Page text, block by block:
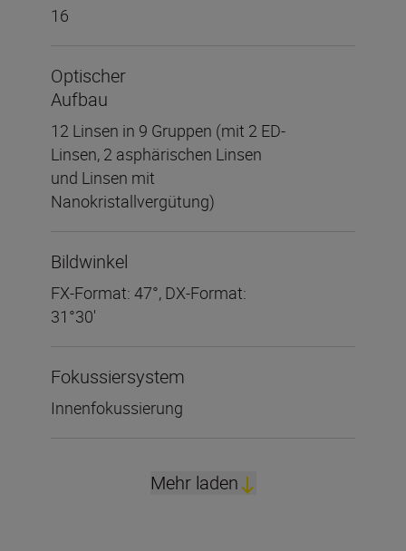
16
Optischer
Aufbau
12 Linsen in 9 Gruppen (mit 2 ED-
Linsen, 2 asphärischen Linsen
und Linsen mit
Nanokristallvergütung)
Bildwinkel
FX-Format: 47°, DX-Format:
31°30'
Fokussiersystem
Innenfokussierung
Mehr laden